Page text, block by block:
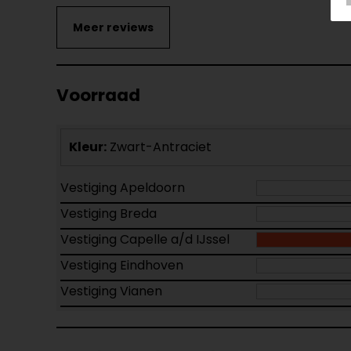
Voorraad
Kleur: Zwart-Antraciet
Vestiging Apeldoorn
Vestiging Breda
Vestiging Capelle a/d IJssel
Vestiging Eindhoven
Vestiging Vianen